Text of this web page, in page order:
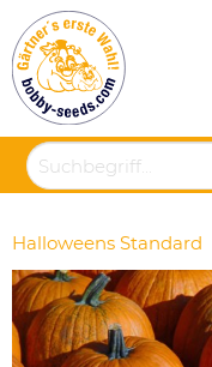
Halloweens Standard